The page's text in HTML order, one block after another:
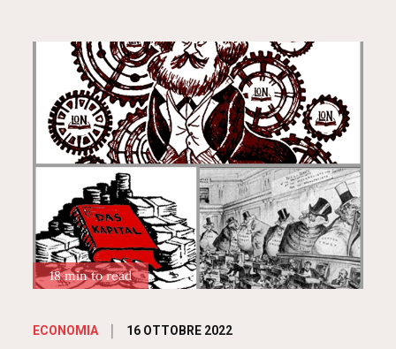
18 min to read
ECONOMIA
Posted
16 OTTOBRE 2022